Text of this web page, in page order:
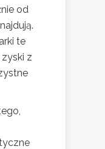
od
te
z